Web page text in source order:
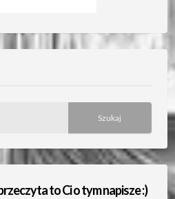
to Ci o tym napisze :)